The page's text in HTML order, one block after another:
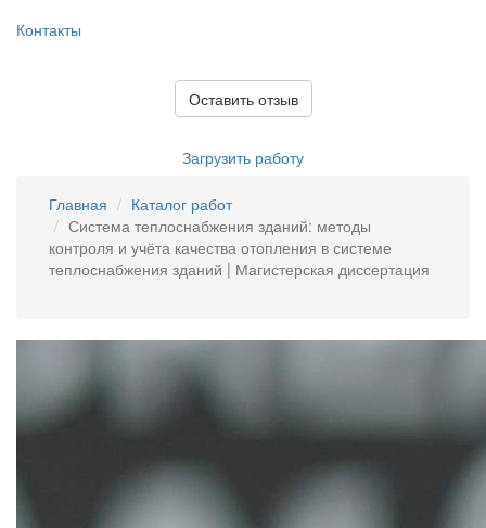
Контакты
Оставить отзыв
Загрузить работу
Главная
Каталог работ
Система теплоснабжения зданий: методы
контроля и учёта качества отопления в системе
теплоснабжения зданий | Магистерская диссертация